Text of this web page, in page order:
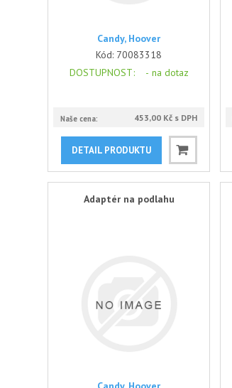
Candy, Hoover
Kód: 70083318
DOSTUPNOST: - na dotaz
Naše cena: 453,00 Kč s DPH
DETAIL PRODUKTU
Adaptér na podlahu